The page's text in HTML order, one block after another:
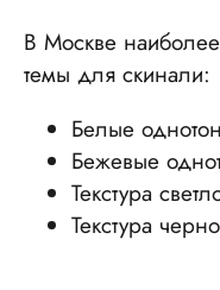
В Москве
темы для скинали:
Белые
Бежевые
Текстура
Текстура